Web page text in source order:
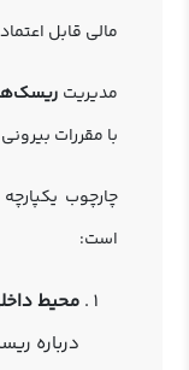
مالی قابل
مدیریت
با مقررات
است:
محیط
درباره